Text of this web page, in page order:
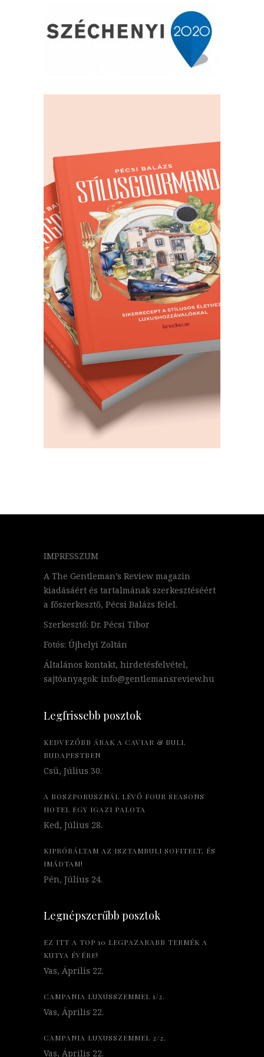
IMPRESSZUM
A The Gentleman’s Review magazin
kiadásáért és tartalmának szerkesztéséért
a főszerkesztő, Pécsi Balázs felel.
Szerkesztő: Dr. Pécsi Tibor
Fotós: Újhelyi Zoltán
Általános kontakt, hirdetésfelvétel,
sajtóanyagok: info@gentlemansreview.hu
Legfrissebb posztok
KEDVEZŐBB ÁRAK A CAVIAR & BULL
BUDAPESTBEN
Csü, Július 30.
A BOSZPORUSZNÁL LÉVŐ FOUR SEASONS
HOTEL EGY IGAZI PALOTA
Ked, Július 28.
KIPRÓBÁLTAM AZ ISZTAMBULI SOFITELT, ÉS
IMÁDTAM!
Pén, Július 24.
Legnépszerűbb posztok
EZ ITT A TOP 10 LEGPAZARABB TERMÉK A
KUTYA ÉVÉRE!
Vas, Április 22.
CAMPANIA LUXUSSZEMMEL 1/2.
Vas, Április 22.
CAMPANIA LUXUSSZEMMEL 2/2.
Vas, Április 22.